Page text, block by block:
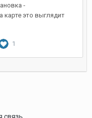
-
карте это выглядит
1